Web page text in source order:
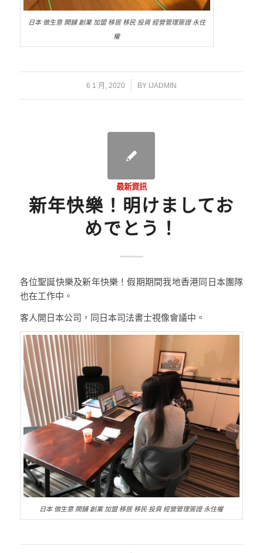
日本 做生意 開舖 創業 加盟 移居 移民 投資 經營管理簽證 永住
權
6 1 月, 2020
/ BY IJADMIN
最新資訊
新年快樂！明けましてお
めでとう！
各位聖誕快樂及新年快樂！假期期間我地香港同日本團隊
也在工作中。
客人開日本公司，同日本司法書士視像會議中。
日本 做生意 開舖 創業 加盟 移居 移民 投資 經營管理簽證 永住權